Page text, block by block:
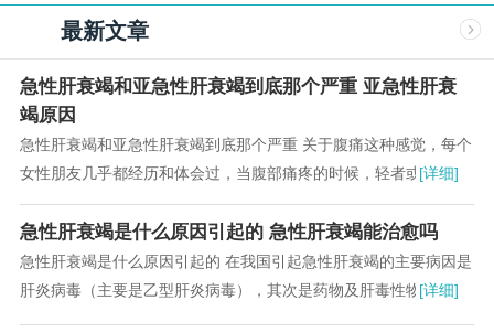
最新文章
急性肝衰竭和亚急性肝衰竭到底那个严重 亚急性肝衰
竭原因
急性肝衰竭和亚急性肝衰竭到底那个严重 关于腹痛这种感觉，每个
女性朋友几乎都经历和体会过，当腹部痛疼的时候，轻者或许还能
忍受，如果稍微严重的话，会疼不欲生，不停的...
[详细]
急性肝衰竭是什么原因引起的 急性肝衰竭能治愈吗
急性肝衰竭是什么原因引起的 在我国引起急性肝衰竭的主要病因是
肝炎病毒（主要是乙型肝炎病毒），其次是药物及肝毒性物质（如
[详细]